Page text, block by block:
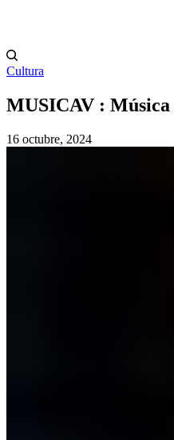
Cultura
MUSICAV : Música
16 octubre, 2024